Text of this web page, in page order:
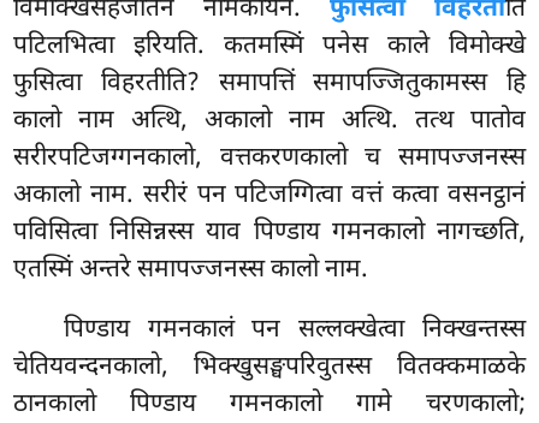
विमोक्खसहजातेन नामकायेन. फुसित्वा विहरतीति
पटिलभित्वा इरियति. कतमस्मिं पनेस काले विमोक्खे
फुसित्वा विहरतीति? समापत्तिं समापज्जितुकामस्स हि
कालो नाम अत्थि, अकालो नाम अत्थि. तत्थ पातोव
सरीरपटिजग्गनकालो, वत्तकरणकालो च समापज्जनस्स
अकालो नाम. सरीरं पन पटिजग्गित्वा वत्तं कत्वा वसनट्ठानं
पविसित्वा निसिन्नस्स याव पिण्डाय गमनकालो नागच्छति,
एतस्मिं अन्तरे समापज्जनस्स कालो नाम.
पिण्डाय गमनकालं पन सल्लक्खेत्वा निक्खन्तस्स
चेतियवन्दनकालो, भिक्खुसङ्घपरिवुतस्स वितक्कमाळके
ठानकालो पिण्डाय गमनकालो गामे चरणकालो;